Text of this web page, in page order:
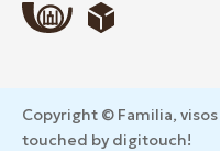
Copyright © Familia,
touched by digitouch!